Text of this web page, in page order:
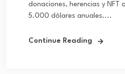
donaciones, herencias y NFT
5.000 dólares anuales....
Continue Reading